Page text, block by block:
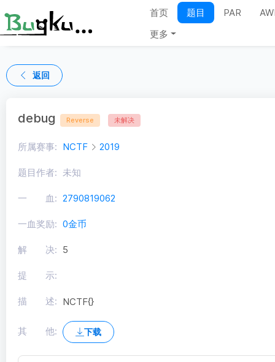
首页 题目 PAR
更多
返回
debug Reverse 未解决
所属赛事: NCTF 2019
题目作者: 未知
一 血: 2790819062
一血奖励: 0金币
解 决: 5
提 示:
描 述: NCTF{}
其 他: 下载